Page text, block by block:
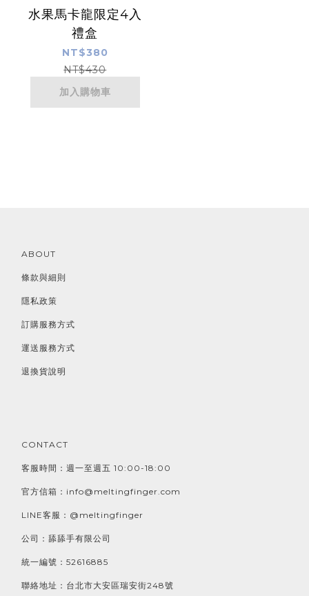
水果馬卡龍限定4入
禮盒
NT$380
NT$430
加入購物車
ABOUT
條款與細則
隱私政策
訂購服務方式
運送服務方式
退換貨說明
CONTACT
客服時間：週一至週五 10:00-18:00
官方信箱：info@meltingfinger.com
LINE客服：@meltingfinger
公司：舔舔手有限公司
統一編號：52616885
聯絡地址：台北市大安區瑞安街248號